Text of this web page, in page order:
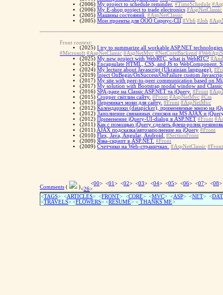
(2006) My project to schedule reminder. #TimeSchedule
(2006) My E-shop project to trade electronics #AspNetClassic
(2005) Машины состояний. #AspNetClassic
(2005) Мои проекты для ООО Сириус-СЦ #Vb6 #Job
Front context:
(2025) I try to summarize all workable ASP.NET
#Microsoft #AspNetClassic #AspNetMvc #NetCoreBackend
(2025) My new project with WebRTC, what is WebRTC?
(2024) Encapsulate HTML, CSS, and JS to
(2024) My lecture about Javascript (Ukrainian language).
(2019) Inject OnBegin/OnSuccess/OnFailure custom
(2017) My site with peer-to-peer communication based on
(2017) My solution with Bootstrap modal window and Classic
(2016) SPA-page на Classic ASP.NET та jQuery. #Front
(2015) Cropper світлин сайту. #Front #AspNetMvc #Css
(2015) Перемикач мови для сайту. #Front #AspNetMvc
(2012) Календарики (datapicker), применяемые мною на
(2012) Заполнение связанных списков на MS AJAX и
(2012) Применение jQuery-UI-dialog в ASP.NET #Front
(2011) Как с помощью jQuery сделать флеш-ролик
(2011) AJAX подсказка/автозаполнение на jQuery #Front
(2010) Flex, Java, Angular, Android.
#SectionFront
(2009) Язва-скрипт в ASP.NET. #Front
(2009) Счетчики на Web-страничках. #AspNetClassic #Front
Comments ( )
<00> <01 > <02> <03> <04> <05> <06> <07> <08
<26>
<TAGS> <ARTICLES> <FRONT> <CORE> <MVC> <ASP> <NET> <
<TRAVELS> <FLOWERS> <RESUME> < THANKS ME>